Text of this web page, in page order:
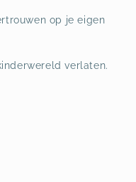
op je eigen
verlaten.